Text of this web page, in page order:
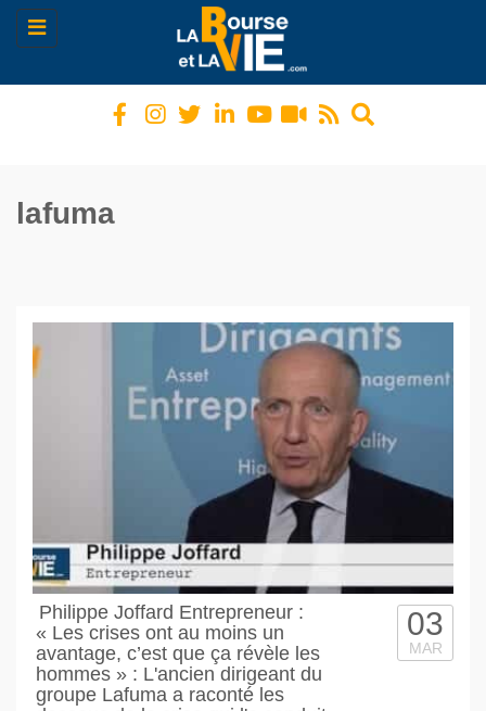
Toggle
navigation
lafuma
Philippe Joffard Entrepreneur :
« Les crises ont au moins un
avantage, c’est que ça révèle les
hommes » : L'ancien dirigeant du
groupe Lafuma a raconté les
03
MAR